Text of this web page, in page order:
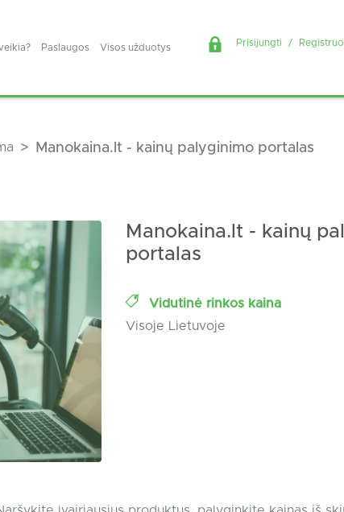
Paslaugos Visos užduotys Prisijungti /
Manokaina.lt - kainų palyginimo portalas
Manokaina.lt - kainų
portalas
Vidutinė rinkos kaina
Visoje Lietuvoje